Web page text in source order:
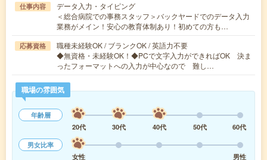
仕事内容
データ入力・タイピング
＜総合病院での事務スタッフ＞バックヤードでのデータ入力
業務がメイン！安心の教育体制あり！初めての方も…
応募資格
職種未経験OK / ブランクOK / 英語力不要
◆無資格・未経験OK！◆PCで文字入力ができればOK 決ま
ったフォーマットへの入力が中心なので 難し…
職場の雰囲気
年齢層
20代
30代 40代 50代
60代
男女比率
女性
男性